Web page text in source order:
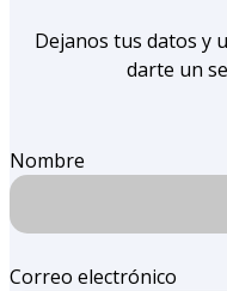
Dejanos tus datos y
darte un
Nombre
Correo electrónico